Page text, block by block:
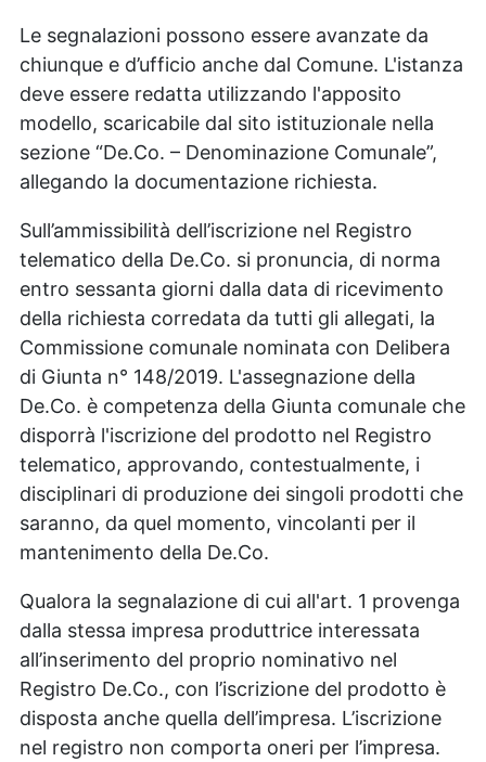
Le segnalazioni possono essere avanzate da
chiunque e d’ufficio anche dal Comune. L'istanza
deve essere redatta utilizzando l'apposito
modello, scaricabile dal sito istituzionale nella
sezione “De.Co. – Denominazione Comunale”,
allegando la documentazione richiesta.
Sull’ammissibilità dell’iscrizione nel Registro
telematico della De.Co. si pronuncia, di norma
entro sessanta giorni dalla data di ricevimento
della richiesta corredata da tutti gli allegati, la
Commissione comunale nominata con Delibera
di Giunta n° 148/2019. L'assegnazione della
De.Co. è competenza della Giunta comunale che
disporrà l'iscrizione del prodotto nel Registro
telematico, approvando, contestualmente, i
disciplinari di produzione dei singoli prodotti che
saranno, da quel momento, vincolanti per il
mantenimento della De.Co.
Qualora la segnalazione di cui all'art. 1 provenga
dalla stessa impresa produttrice interessata
all’inserimento del proprio nominativo nel
Registro De.Co., con l’iscrizione del prodotto è
disposta anche quella dell’impresa. L’iscrizione
nel registro non comporta oneri per l’impresa.